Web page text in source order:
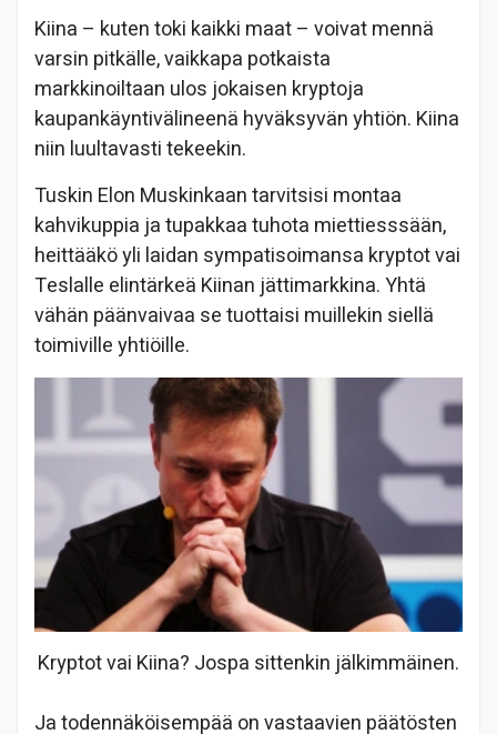
Kiina – kuten toki kaikki maat – voivat mennä
varsin pitkälle, vaikkapa potkaista
markkinoiltaan ulos jokaisen kryptoja
kaupankäyntivälineenä hyväksyvän yhtiön. Kiina
niin luultavasti tekeekin.
Tuskin Elon Muskinkaan tarvitsisi montaa
kahvikuppia ja tupakkaa tuhota miettiesssään,
heittääkö yli laidan sympatisoimansa kryptot vai
Teslalle elintärkeä Kiinan jättimarkkina. Yhtä
vähän päänvaivaa se tuottaisi muillekin siellä
toimiville yhtiöille.
Kryptot vai Kiina? Jospa sittenkin jälkimmäinen.
Ja todennäköisempää on vastaavien päätösten